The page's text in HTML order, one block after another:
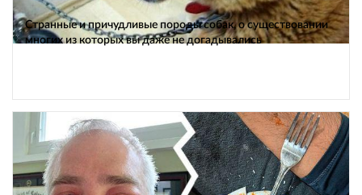
Странные и причудливые породы собак, о существовании
многих из которых вы даже не догадывались